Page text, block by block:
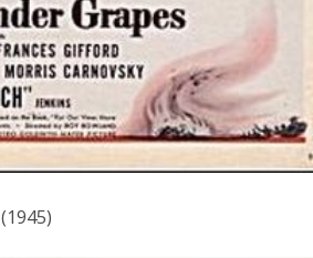
(1945)